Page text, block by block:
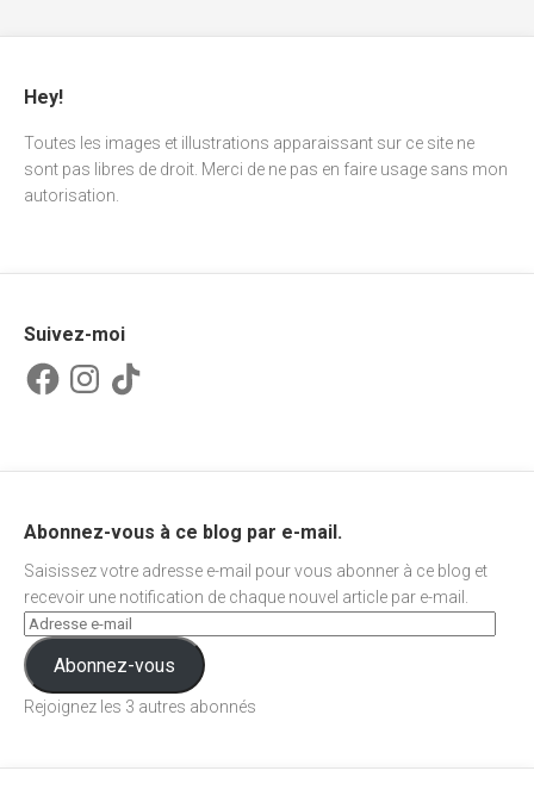
Hey!
Toutes les images et illustrations apparaissant sur ce site ne
sont pas libres de droit. Merci de ne pas en faire usage sans mon
autorisation.
Suivez-moi
FacebookInstagram
TikTok
Abonnez-vous à ce blog par e-mail.
Saisissez votre adresse e-mail pour vous abonner à ce blog et
recevoir une notification de chaque nouvel article par e-mail.
Abonnez-vous
Rejoignez les 3 autres abonnés